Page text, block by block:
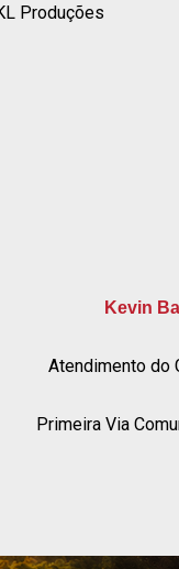
Produções
Kevin
Atendimento do
Primeira Via